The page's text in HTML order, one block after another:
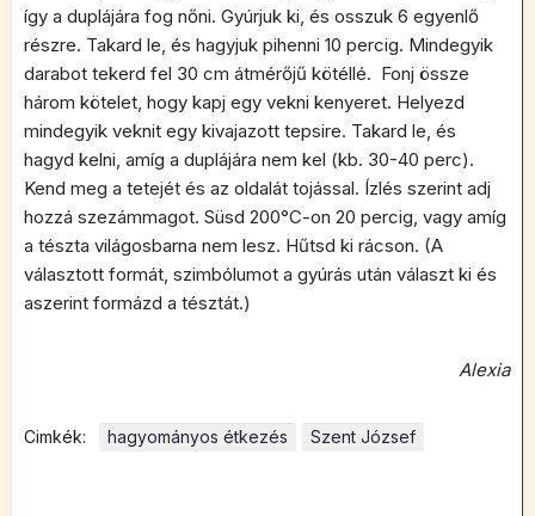
így a duplájára fog nőni. Gyúrjuk ki, és osszuk 6 egyenlő
részre. Takard le, és hagyjuk pihenni 10 percig. Mindegyik
darabot tekerd fel 30 cm átmérőjű kötéllé. Fonj össze
három kötelet, hogy kapj egy vekni kenyeret. Helyezd
mindegyik veknit egy kivajazott tepsire. Takard le, és
hagyd kelni, amíg a duplájára nem kel (kb. 30-40 perc).
Kend meg a tetejét és az oldalát tojással. Ízlés szerint adj
hozzá szezámmagot. Süsd 200°C-on 20 percig, vagy amíg
a tészta világosbarna nem lesz. Hűtsd ki rácson. (A
választott formát, szimbólumot a gyúrás után választ ki és
aszerint formázd a tésztát.)
Alexia
Cimkék: hagyományos étkezés Szent József